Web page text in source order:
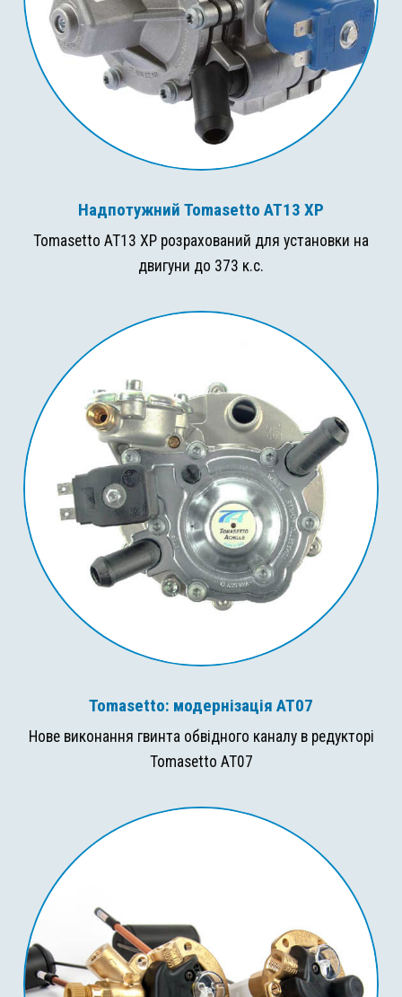
Надпотужний Tomasetto AT13 XP
Tomasetto AT13 XP розрахований для установки на
двигуни до 373 к.с.
Tomasetto: модернізація AT07
Нове виконання гвинта обвідного каналу в редукторі
Tomasetto AT07